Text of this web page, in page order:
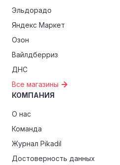
Эльдорадо
Яндекс Маркет
Озон
Вайлдберриз
ДНС
Все магазины
КОМПАНИЯ
О нас
Команда
Журнал Pikadil
Достоверность данных